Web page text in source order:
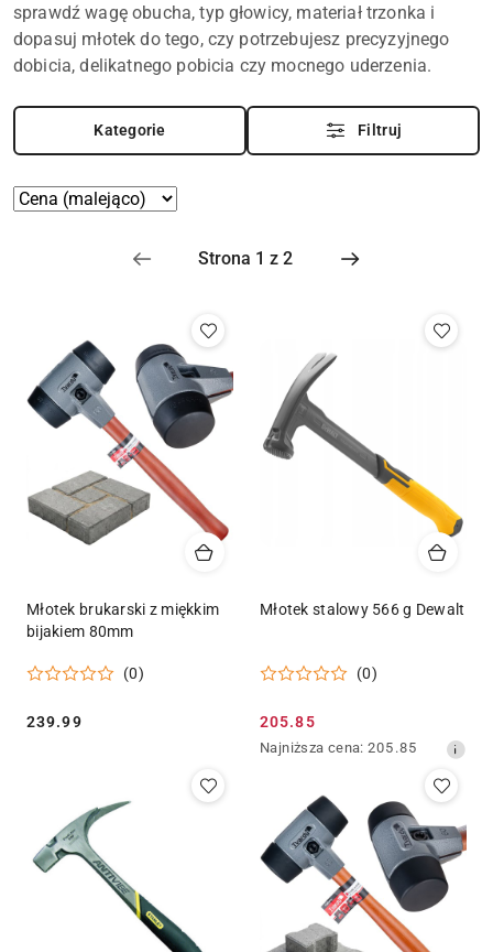
sprawdź wagę obucha, typ głowicy, materiał trzonka i
dopasuj młotek do tego, czy potrzebujesz precyzyjnego
dobicia, delikatnego pobicia czy mocnego uderzenia.
Kategorie Filtruj
Zastosowano
Sortuj
Młotek brukarski z miękkim
bijakiem 80mm
(0)
Cena:
239.99
Młotek stalowy 566 g Dewalt
(0)
Cena
promocyjna:
205.85
Najniższa
przed
obniżką
Najniższa cena: 205.85